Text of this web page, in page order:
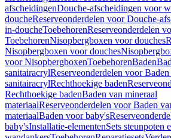
afscheidingenDouche-afscheidingen voor
doucheReserveonderdelen voor Douche-
in-doucheToebehorenReserveonderdelen
ToebehorenNisopbergboxen voor douches
Nisopbergboxen voor douches
voor NisopbergboxenToebehorenBaden
sanitairacrylReserveonderdelen voor Baden
sanitairacrylRechthoekige baden
Rechthoekige badenBaden van mineraal
materiaalReserveonderdelen voor Baden
materiaalBaden voor baby's
baby'sInstallatie-elementenSets steunpoten